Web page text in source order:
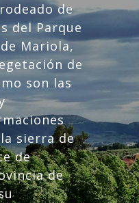
de
del Parque
Mariola,
de
son las
sierra de
de
de